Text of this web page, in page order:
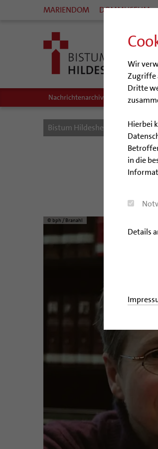
Wir
Zugriffe
Dritte
Hierbei
in die
Details
MARIENDOM DOMMUSEUM
Nachrichtenarchiv Audio/
Bistum Hildesheim Bistum
© bph / Branahl